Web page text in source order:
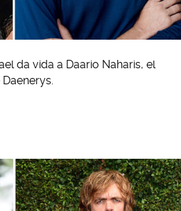
da vida a Daario Naharis, el